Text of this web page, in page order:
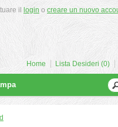
il login o creare un nuovo
Home Lista Desideri (0)